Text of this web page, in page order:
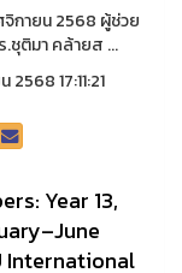
ายน 2568 ผู้ช่วย
ชุติมา คล้ายส ...
17:11:21
Year 13,
International